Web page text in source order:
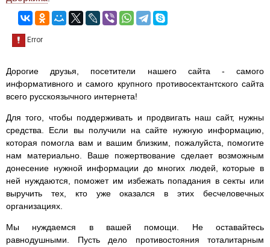
Дорогие друзья, посетители нашего сайта - самого
информативного и самого крупного противосектантского сайта
всего русскоязычного интернета!
Для того, чтобы поддерживать и продвигать наш сайт, нужны
средства. Если вы получили на сайте нужную информацию,
которая помогла вам и вашим близким, пожалуйста, помогите
нам материально. Ваше пожертвование сделает возможным
донесение нужной информации до многих людей, которые в
ней нуждаются, поможет им избежать попадания в секты или
выручить тех, кто уже оказался в этих бесчеловечных
организациях.
Мы нуждаемся в вашей помощи. Не оставайтесь
равнодушными. Пусть дело противостояния тоталитарным